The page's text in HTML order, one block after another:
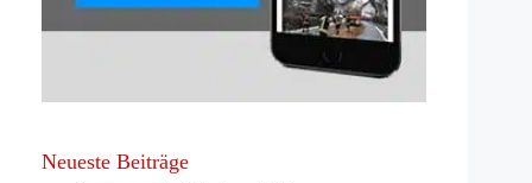
Neueste Beiträge